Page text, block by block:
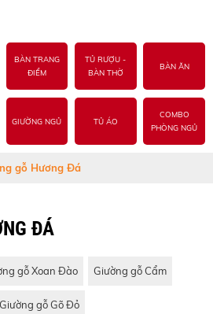
BÀN TRANG
ĐIỂM
TỦ RƯỢU -
BÀN THỜ
BÀN ĂN
GIƯỜNG NGỦ TỦ ÁO
COMBO
PHÒNG NGỦ
gỗ Hương Đá
ĐÁ
gỗ Xoan Đào Giường gỗ Cẩm
Giường gỗ Gõ Đỏ